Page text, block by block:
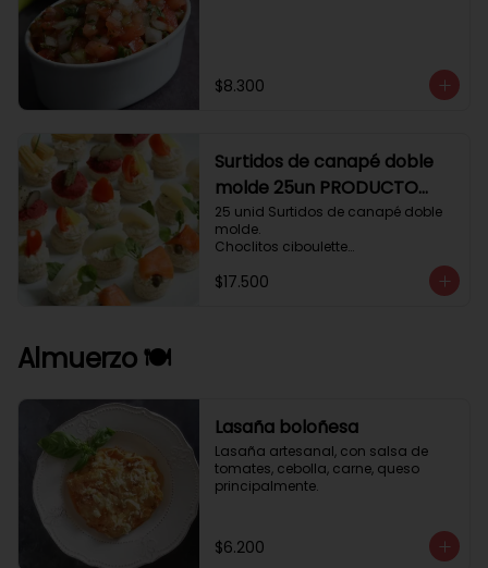
$8.300
Surtidos de canapé doble
molde 25un PRODUCTO
DELICADO .
25 unid Surtidos de canapé doble
molde.
Choclitos ciboulette
Tomate aji verde.
$17.500
Almuerzo 🍽️
Lasaña boloñesa
Lasaña artesanal, con salsa de
tomates, cebolla, carne, queso
principalmente.
$6.200